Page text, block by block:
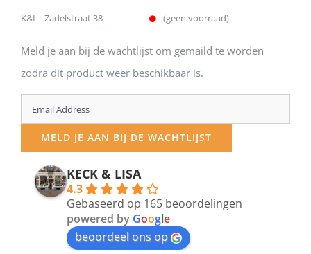
K&L - Zadelstraat 38 (geen voorraad)
Meld je aan bij de wachtlijst om gemaild te worden
zodra dit product weer beschikbaar is.
Enter
your
email
address
MELD JE AAN BIJ DE WACHTLIJST
KECK & LISA
4.3
Gebaseerd op 165 beoordelingen
powered by Google
beoordeel ons op